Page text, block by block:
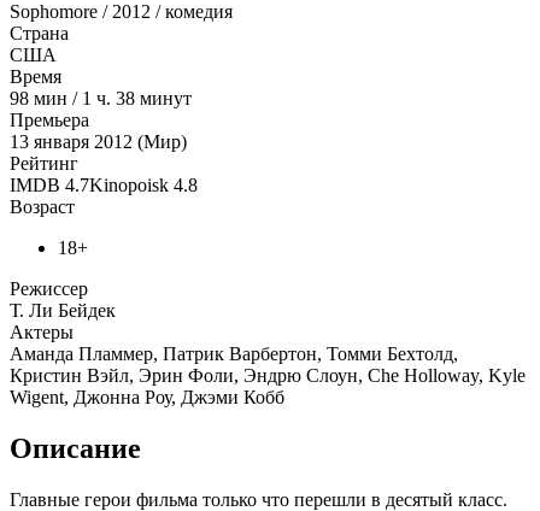
Sophomore / 2012 / комедия
Страна
США
Время
98 мин / 1 ч. 38 минут
Премьера
13 января 2012 (Мир)
Рейтинг
IMDB 4.7Kinopoisk 4.8
Возраст
18+
Режиссер
Т. Ли Бейдек
Актеры
Аманда Пламмер, Патрик Варбертон, Томми Бехтолд,
Кристин Вэйл, Эрин Фоли, Эндрю Слоун, Che Holloway, Kyle
Wigent, Джонна Роу, Джэми Кобб
Описание
Главные герои фильма только что перешли в десятый класс.